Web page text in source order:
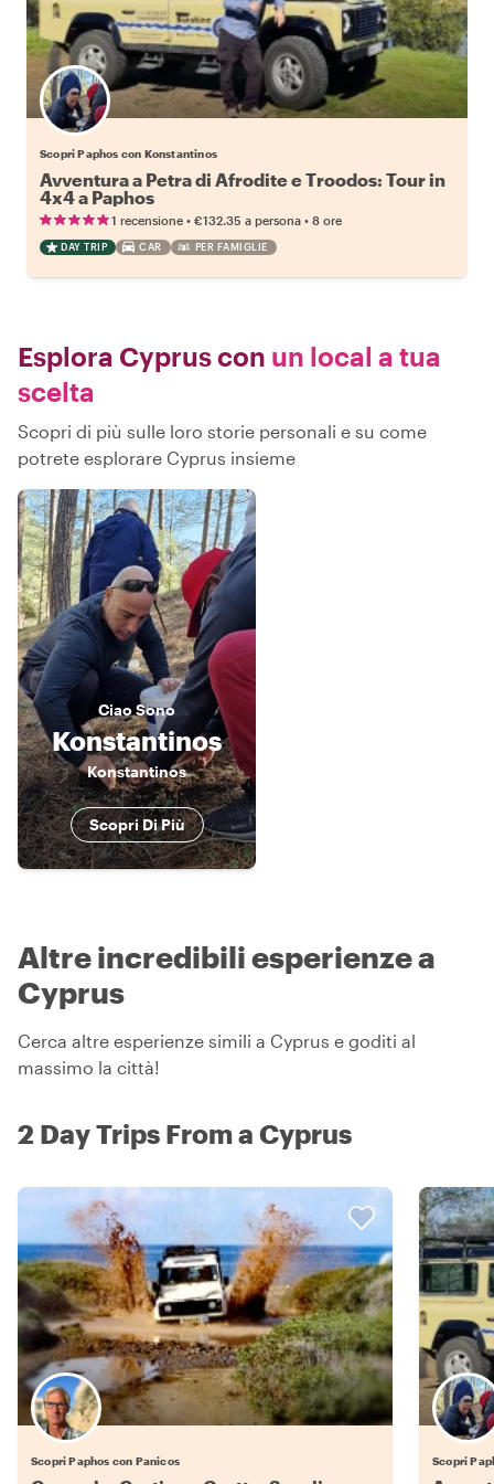
Scopri Paphos con Konstantinos
Avventura a Petra di Afrodite e Troodos: Tour in
4x4 a Paphos
1 recensione • €132.35 a persona • 8 ore
DAY TRIP CAR PER FAMIGLIE
Esplora Cyprus con un local a tua
scelta
Scopri di più sulle loro storie personali e su come
potrete esplorare Cyprus insieme
CiaoSono
Konstantinos
Konstantinos
Scopri Di Più
Altre incredibili esperienze a
Cyprus
Cerca altre esperienze simili a Cyprus e goditi al
massimo la città!
2 Day Trips From a Cyprus
Scopri Paphos con Panicos Scopri